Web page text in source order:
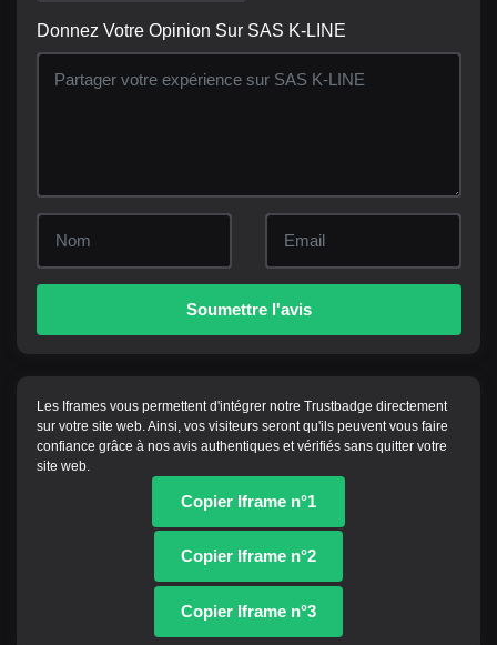
Donnez Votre Opinion Sur SAS K-LINE
Soumettre l'avis
Les Iframes vous permettent d'intégrer notre Trustbadge directement
sur votre site web. Ainsi, vos visiteurs seront qu'ils peuvent vous faire
confiance grâce à nos avis authentiques et vérifiés sans quitter votre
site web.
Copier Iframe n°1
Copier Iframe n°2
Copier Iframe n°3